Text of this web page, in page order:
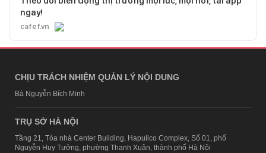
ngay!
cafef.vn
CHỊU TRÁCH NHIỆM QUẢN LÝ NỘI DUNG
Bà Nguyễn Bích Minh
TRỤ SỞ HÀ NỘI
Tầng 21, Tòa nhà Center Building, Hapulico Complex, Số 01, phố
Nguyễn Huy Tưởng, phường Thanh Xuân, thành phố Hà Nội